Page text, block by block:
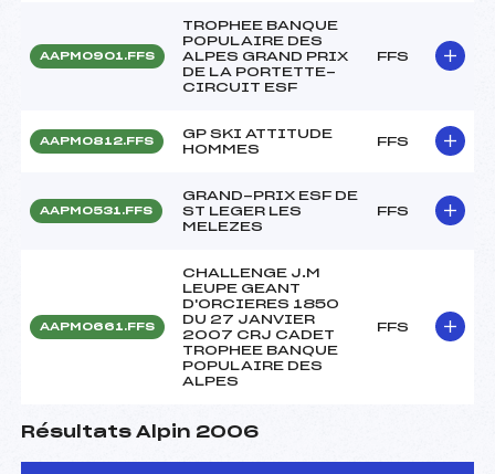
AAPM0901.FFS
TROPHEE BANQUE
POPULAIRE DES
ALPES GRAND PRIX
DE LA PORTETTE-
CIRCUIT ESF
FFS
AAPM0812.FFS
GP SKI ATTITUDE
HOMMES
FFS
AAPM0531.FFS
GRAND-PRIX ESF DE
ST LEGER LES
MELEZES
FFS
AAPM0661.FFS
CHALLENGE J.M
LEUPE GEANT
D'ORCIERES 1850
DU 27 JANVIER
2007 CRJ CADET
TROPHEE BANQUE
POPULAIRE DES
ALPES
FFS
Résultats Alpin 2006